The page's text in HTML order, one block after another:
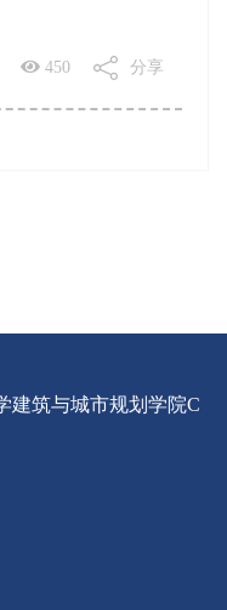
450 分享
建筑与城市规划学院C